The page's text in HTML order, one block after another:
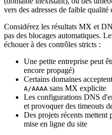
vers des adresses de faible
Considérez les résultats MX et
pas des blocages automatiques.
échouer à des contrôles stricts :
Une petite entreprise peut
encore propagé)
Certains domaines
A/AAAA sans MX explicite
Les configurations DNS
et provoquer des timeouts
Des projets récents mettent
mise en ligne du site